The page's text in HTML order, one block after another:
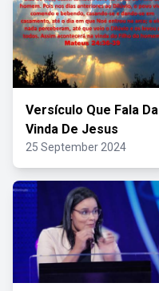
Versículo Que Fala Da
Vinda De Jesus
25 September 2024